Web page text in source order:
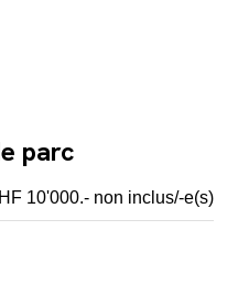
parc
10'000.- non inclus/-e(s)